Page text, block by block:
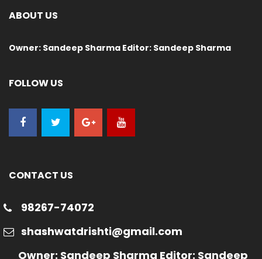
ABOUT US
Owner: Sandeep Sharma Editor: Sandeep Sharma
FOLLOW US
CONTACT US
98267-74072
shashwatdrishti@gmail.com
Owner: Sandeep Sharma Editor: Sandeep